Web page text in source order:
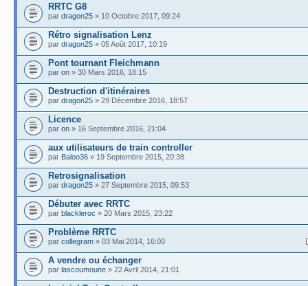
RRTC G8
par dragon25 » 10 Octobre 2017, 09:24
Rétro signalisation Lenz
par dragon25 » 05 Août 2017, 10:19
Pont tournant Fleichmann
par on » 30 Mars 2016, 18:15
Destruction d'itinéraires
par dragon25 » 29 Décembre 2016, 18:57
Licence
par on » 16 Septembre 2016, 21:04
aux utilisateurs de train controller
par Baloo36 » 19 Septembre 2015, 20:38
Retrosignalisation
par dragon25 » 27 Septembre 2015, 09:53
Débuter avec RRTC
par blackleroc » 20 Mars 2015, 23:22
Problème RRTC
par collegram » 03 Mai 2014, 16:00
A vendre ou échanger
par lascoumoune » 22 Avril 2014, 21:01